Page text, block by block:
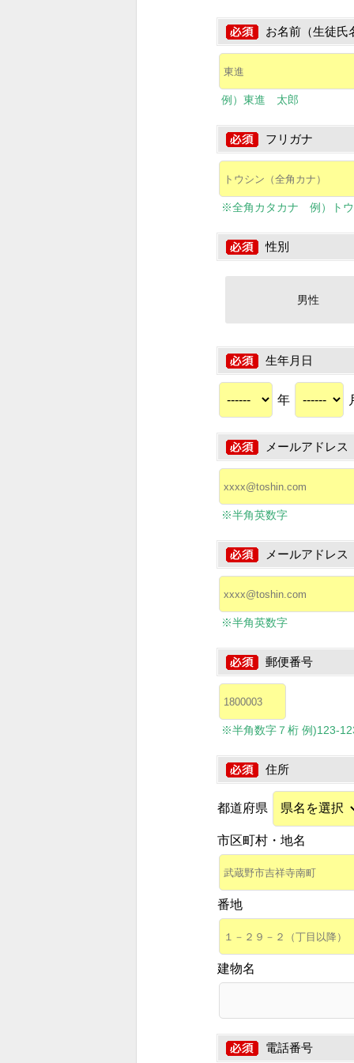
お名前（生徒氏
例）東進 太郎
フリガナ
※全角カタカナ 例）ト
性別
男性
生年月日
年
メールアドレス
※半角英数字
メールアドレス
※半角英数字
郵便番号
※半角数字７桁 例)123-
住所
都道府県
市区町村・地名
番地
建物名
電話番号